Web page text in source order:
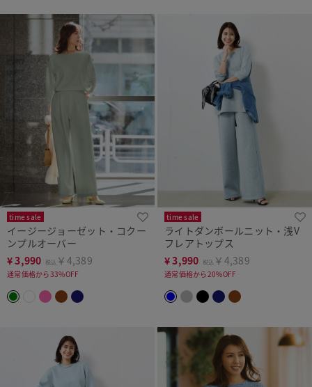
time sale
イージージョーゼット・コクー
ンプルオーバー
¥3,990 税込 ￥4,389
通常価格から33%OFF
time sale
ライトダンボールニット・浅V
フレアトップス
¥3,990 税込 ￥4,389
通常価格から20%OFF